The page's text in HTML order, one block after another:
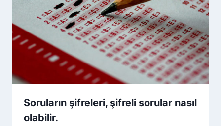
Soruların şifreleri, şifreli sorular nasıl
olabilir.